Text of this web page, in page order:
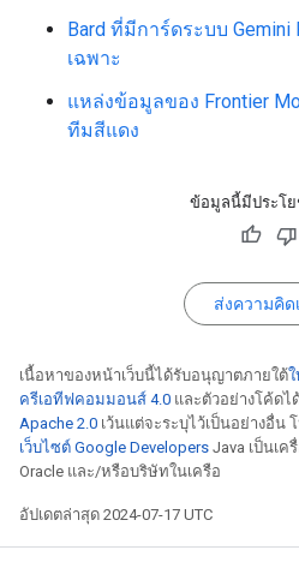
Bard ที่มีการ์ดระบบ
เฉพาะ
แหล่งข้อมูลของ Frontier
ทีมสีแดง
ข้อมูลนี้มีประโ
ส่งความคิด
เนื้อหาของหน้าเว็บนี้ได้รับอนุญาตภายใต้
ครีเอทีฟคอมมอนส์ 4.0 และตัวอย่างโค้ด
Apache 2.0 เว้นแต่จะระบุไว้เป็นอย่างอื่น
เว็บไซต์ Google Developers Java เป็นเ
Oracle และ/หรือบริษัทในเครือ
อัปเดตล่าสุด 2024-07-17 UTC